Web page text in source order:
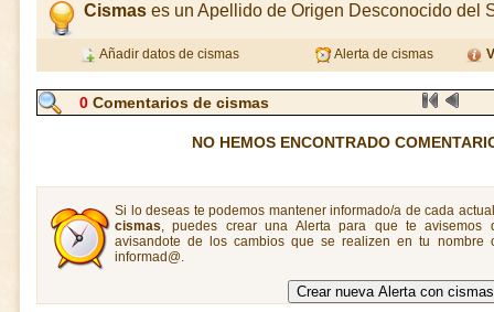
Cismas es un Apellido de Origen Desconocido del
Añadir datos de cismas Alerta de cismas
0 Comentarios de cismas
NO HEMOS ENCONTRADO
Si lo deseas te podemos mantener informado/a de cada
cismas, puedes crear una Alerta para que te avisemos
avisandote de los cambios que se realizen en tu
informad@.